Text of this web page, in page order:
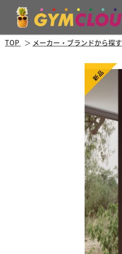
TOP メーカー・ブランドから探す
新品